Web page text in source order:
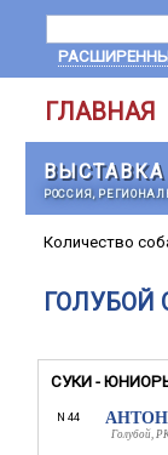
ГЛАВНАЯ
РОССИЯ,
Количество
ГОЛУБОЙ
СУКИ -
N 44
Голубой,